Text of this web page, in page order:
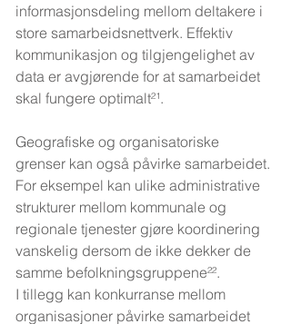
informasjonsdeling mellom deltakere i
store samarbeidsnettverk. Effektiv
kommunikasjon og tilgjengelighet av
data er avgjørende for at samarbeidet
skal fungere optimalt²¹.
Geografiske og organisatoriske
grenser kan også påvirke samarbeidet.
For eksempel kan ulike administrative
strukturer mellom kommunale og
regionale tjenester gjøre koordinering
vanskelig dersom de ikke dekker de
samme befolkningsgruppene²².
I tillegg kan konkurranse mellom
organisasjoner påvirke samarbeidet